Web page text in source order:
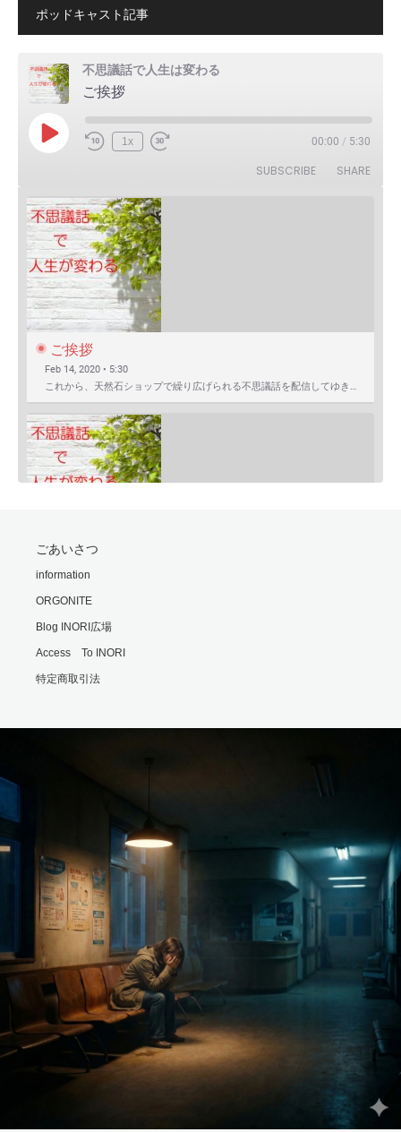
ポッドキャスト記事
不思議話で人生は変わる
ご挨拶
Play
Episode
1x 00:00 / 5:30
SUBSCRIBE SHARE
RSS FEED
SHARE
EMBED
ご挨拶
Feb 14, 2020 • 5:30
これから、天然石ショップで繰り広げられる不思議話を配信してゆきます。 まずは自己紹介を含めたご挨拶か…
モリオンは明智小五郎
消えた石
Feb 26, 2020 • 5:16
ごあいさつ
information
ORGONITE
Blog INORI広場
Access To INORI
特定商取引法